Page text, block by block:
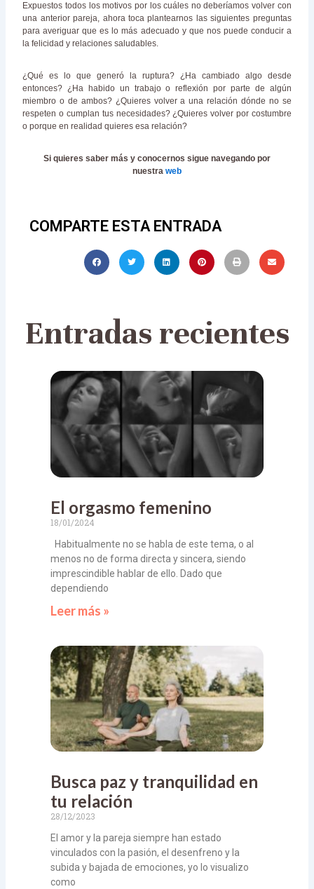
Expuestos todos los motivos por los cuáles no deberíamos volver con
una anterior pareja, ahora toca plantearnos las siguientes preguntas
para averiguar que es lo más adecuado y que nos puede conducir a
la felicidad y relaciones saludables.
¿Qué es lo que generó la ruptura? ¿Ha cambiado algo desde
entonces? ¿Ha habido un trabajo o reflexión por parte de algún
miembro o de ambos? ¿Quieres volver a una relación dónde no se
respeten o cumplan tus necesidades? ¿Quieres volver por costumbre
o porque en realidad quieres esa relación?
Si quieres saber más y conocernos sigue navegando por
nuestra web
COMPARTE ESTA ENTRADA
Entradas recientes
El orgasmo femenino
18/01/2024
Habitualmente no se habla de este tema, o al
menos no de forma directa y sincera, siendo
imprescindible hablar de ello. Dado que
dependiendo
Leer más »
Busca paz y tranquilidad en
tu relación
28/12/2023
El amor y la pareja siempre han estado
vinculados con la pasión, el desenfreno y la
subida y bajada de emociones, yo lo visualizo
como